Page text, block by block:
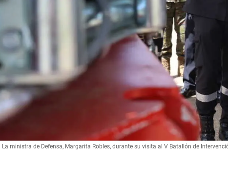
La ministra de Defensa, Margarita Robles, durante su visita al V Batallón de